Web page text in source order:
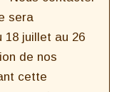
sera
18 juillet au 26
de nos
cette